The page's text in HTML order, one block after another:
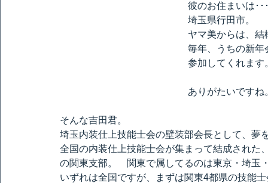
彼のお住まいは･･
埼玉県行田市。
ヤマ美からは、
毎年、うちの新年
参加してくれます
ありがたいですね
そんな吉田君。
埼玉内装仕上技能士会の壁装部会長として、夢
全国の内装仕上技能士会が集まって結成された
の関東支部。　関東で属してるのは東京・埼玉
いずれは全国ですが、まずは関東4都県の技能